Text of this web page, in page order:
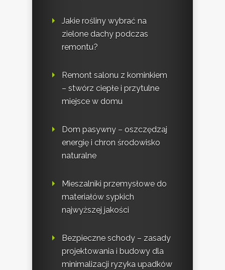
Jakie rośliny wybrać na
zielone dachy podczas
remontu?
Remont salonu z kominkiem
– stwórz ciepłe i przytulne
miejsce w domu
Dom pasywny – oszczędzaj
energię i chron środowisko
naturalne
Mieszalniki przemysłowe do
materiałów sypkich
najwyższej jakości
Bezpieczne schody – zasady
projektowania i budowy dla
minimalizacji ryzyka upadków